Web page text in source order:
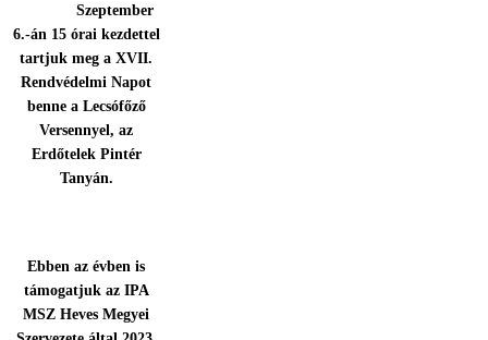
Szeptember
6.-án 15 órai kezdettel
tartjuk meg a XVII.
Rendvédelmi Napot
benne a Lecsófőző
Versennyel, az
Erdőtelek Pintér
Tanyán.
Ebben az évben is
támogatjuk az IPA
MSZ Heves Megyei